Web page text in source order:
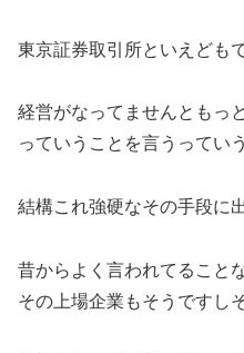
東京証券取引所といえども
経営がなってませんともっ
っていうことを言うってい
結構これ強硬なその手段に
昔からよく言われてること
その上場企業もそうですし